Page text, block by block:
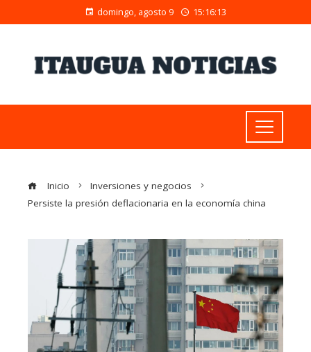
domingo, agosto 9 15:16:14
Inicio
Inversiones y negocios
Persiste la presión deflacionaria en la economía china